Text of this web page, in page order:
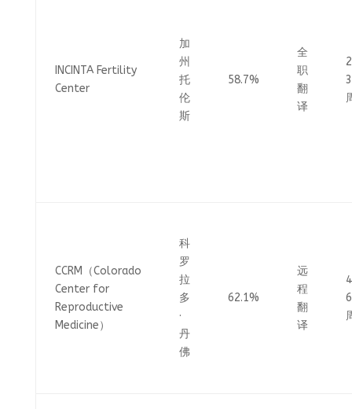
INCINTA Fertility
Center
加
州
托
伦
斯
58.7%
全
职
翻
译
3
CCRM（Colorado
Center for
Reproductive
Medicine）
科
罗
拉
多
·
丹
佛
62.1%
远
程
翻
译
6